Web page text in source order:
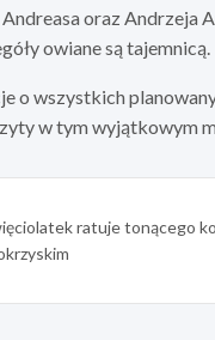
Andreasa oraz
owiane są tajemnicą.
o wszystkich
w tym wyjątkowym
ratuje tonącego